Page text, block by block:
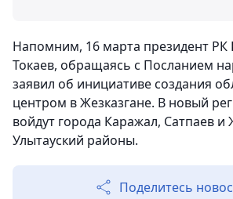
Напомним, 16 марта президент
Токаев, обращаясь с Посланием
заявил об инициативе создания
центром в Жезказгане. В новый
войдут города Каражал, Сатпаев и
Улытауский районы.
Поделитесь